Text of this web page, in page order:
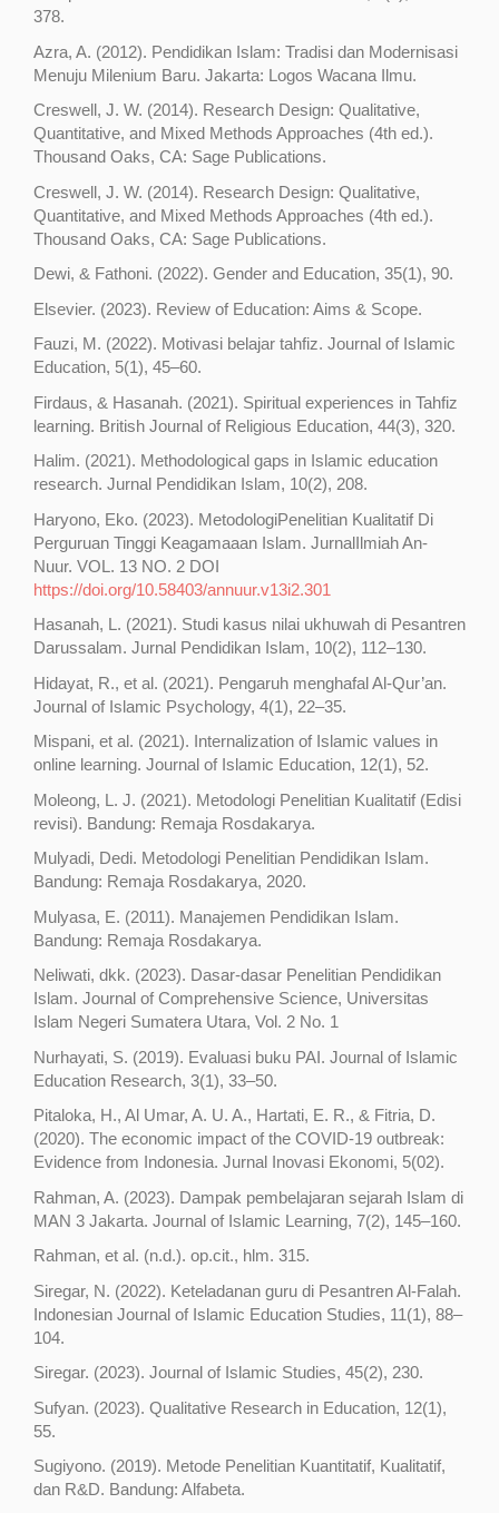
378.
Azra, A. (2012). Pendidikan Islam: Tradisi dan Modernisasi
Menuju Milenium Baru. Jakarta: Logos Wacana Ilmu.
Creswell, J. W. (2014). Research Design: Qualitative,
Quantitative, and Mixed Methods Approaches (4th ed.).
Thousand Oaks, CA: Sage Publications.
Creswell, J. W. (2014). Research Design: Qualitative,
Quantitative, and Mixed Methods Approaches (4th ed.).
Thousand Oaks, CA: Sage Publications.
Dewi, & Fathoni. (2022). Gender and Education, 35(1), 90.
Elsevier. (2023). Review of Education: Aims & Scope.
Fauzi, M. (2022). Motivasi belajar tahfiz. Journal of Islamic
Education, 5(1), 45–60.
Firdaus, & Hasanah. (2021). Spiritual experiences in Tahfiz
learning. British Journal of Religious Education, 44(3), 320.
Halim. (2021). Methodological gaps in Islamic education
research. Jurnal Pendidikan Islam, 10(2), 208.
Haryono, Eko. (2023). MetodologiPenelitian Kualitatif Di
Perguruan Tinggi Keagamaaan Islam. JurnalIlmiah An-
Nuur. VOL. 13 NO. 2 DOI
https://doi.org/10.58403/annuur.v13i2.301
Hasanah, L. (2021). Studi kasus nilai ukhuwah di Pesantren
Darussalam. Jurnal Pendidikan Islam, 10(2), 112–130.
Hidayat, R., et al. (2021). Pengaruh menghafal Al-Qur’an.
Journal of Islamic Psychology, 4(1), 22–35.
Mispani, et al. (2021). Internalization of Islamic values in
online learning. Journal of Islamic Education, 12(1), 52.
Moleong, L. J. (2021). Metodologi Penelitian Kualitatif (Edisi
revisi). Bandung: Remaja Rosdakarya.
Mulyadi, Dedi. Metodologi Penelitian Pendidikan Islam.
Bandung: Remaja Rosdakarya, 2020.
Mulyasa, E. (2011). Manajemen Pendidikan Islam.
Bandung: Remaja Rosdakarya.
Neliwati, dkk. (2023). Dasar-dasar Penelitian Pendidikan
Islam. Journal of Comprehensive Science, Universitas
Islam Negeri Sumatera Utara, Vol. 2 No. 1
Nurhayati, S. (2019). Evaluasi buku PAI. Journal of Islamic
Education Research, 3(1), 33–50.
Pitaloka, H., Al Umar, A. U. A., Hartati, E. R., & Fitria, D.
(2020). The economic impact of the COVID-19 outbreak:
Evidence from Indonesia. Jurnal Inovasi Ekonomi, 5(02).
Rahman, A. (2023). Dampak pembelajaran sejarah Islam di
MAN 3 Jakarta. Journal of Islamic Learning, 7(2), 145–160.
Rahman, et al. (n.d.). op.cit., hlm. 315.
Siregar, N. (2022). Keteladanan guru di Pesantren Al-Falah.
Indonesian Journal of Islamic Education Studies, 11(1), 88–
104.
Siregar. (2023). Journal of Islamic Studies, 45(2), 230.
Sufyan. (2023). Qualitative Research in Education, 12(1),
55.
Sugiyono. (2019). Metode Penelitian Kuantitatif, Kualitatif,
dan R&D. Bandung: Alfabeta.